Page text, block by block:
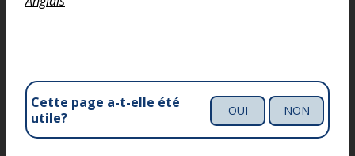
Cette page a-t-elle été
utile?
OUI NON